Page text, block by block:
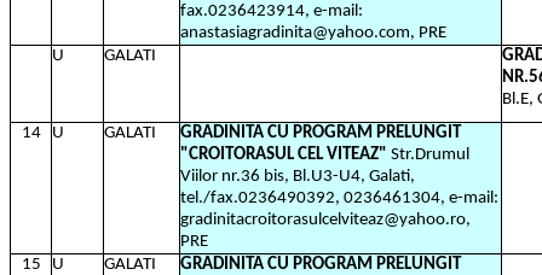
fax.0236423914, e-mail:
anastasiagradinita@yahoo.com, PRE
U
GALATI
Bl.E,
14
U GALATI
GRADINITA CU PROGRAM PRELUNGIT
"CROITORASUL CEL VITEAZ" Str.Drumul
Viilor nr.36 bis, Bl.U3-U4, Galati,
tel./fax.0236490392, 0236461304, e-mail:
gradinitacroitorasulcelviteaz@yahoo.ro,
PRE
15
U GALATI
GRADINITA CU PROGRAM PRELUNGIT